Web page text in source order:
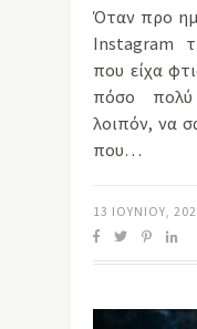
Όταν προ
Instagram
που είχα
πόσο πολύ
λοιπόν, να
που…
13 ΙΟΥΝΊΟΥ,